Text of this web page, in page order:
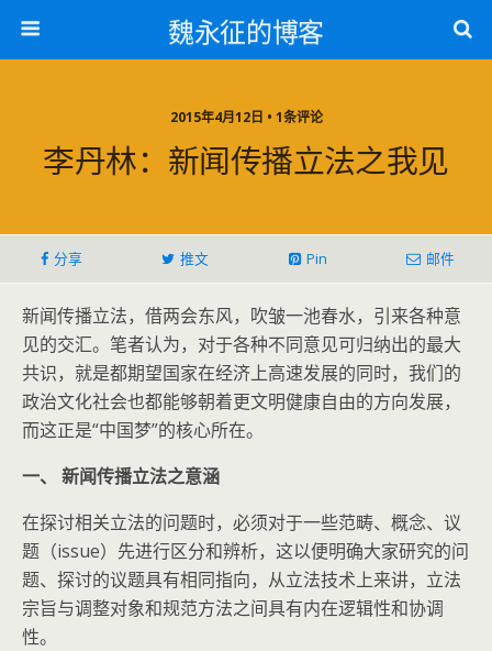
魏永征的博客
2015年4月12日 • 1条评论
李丹林：新闻传播立法之我见
分享 推文 Pin 邮件
新闻传播立法，借两会东风，吹皱一池春水，引来各种意
见的交汇。笔者认为，对于各种不同意见可归纳出的最大
共识，就是都期望国家在经济上高速发展的同时，我们的
政治文化社会也都能够朝着更文明健康自由的方向发展，
而这正是“中国梦”的核心所在。
一、 新闻传播立法之意涵
在探讨相关立法的问题时，必须对于一些范畴、概念、议
题（issue）先进行区分和辨析，这以便明确大家研究的问
题、探讨的议题具有相同指向，从立法技术上来讲，立法
宗旨与调整对象和规范方法之间具有内在逻辑性和协调
性。